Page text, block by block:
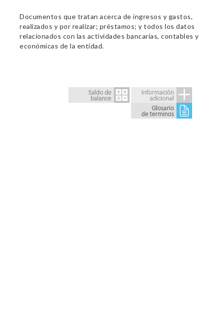
Documentos que tratan acerca de ingresos y gastos,
realizados y por realizar; préstamos; y todos los datos
relacionados con las actividades bancarias, contables y
económicas de la entidad.